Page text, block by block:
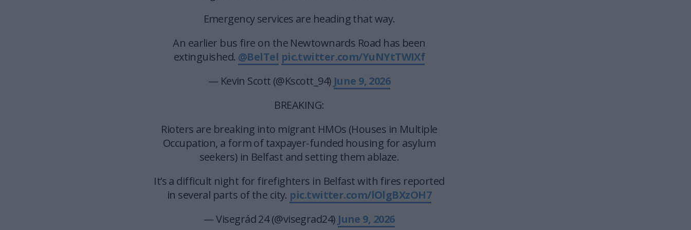
Emergency services are heading that way.
An earlier bus fire on the Newtownards Road has been
extinguished. @BelTel pic.twitter.com/YuNYtTWIXf
— Kevin Scott (@Kscott_94) June 9, 2026
BREAKING:
Rioters are breaking into migrant HMOs (Houses in Multiple
Occupation, a form of taxpayer-funded housing for asylum
seekers) in Belfast and setting them ablaze.
It’s a difficult night for firefighters in Belfast with fires reported
in several parts of the city. pic.twitter.com/lOlgBXzOH7
— Visegrád 24 (@visegrad24) June 9, 2026